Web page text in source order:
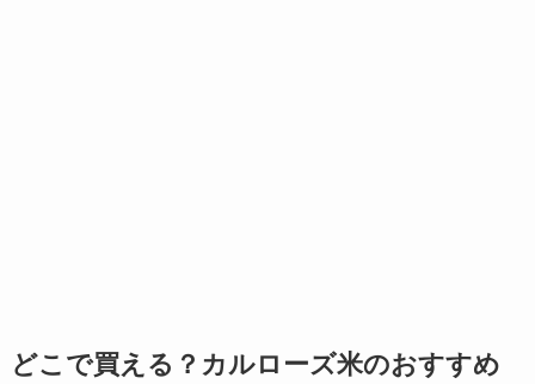
どこで買える？カルローズ米のおすすめ